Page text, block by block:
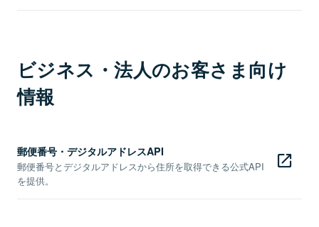
ビジネス・法人のお客さま向け
情報
郵便番号・デジタルアドレスAPI
郵便番号とデジタルアドレスから住所を取得できる公式API
を提供。